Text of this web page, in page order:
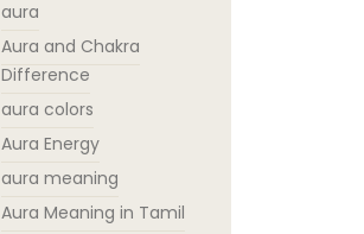
aura
Aura and Chakra
Difference
aura colors
Aura Energy
aura meaning
Aura Meaning in Tamil